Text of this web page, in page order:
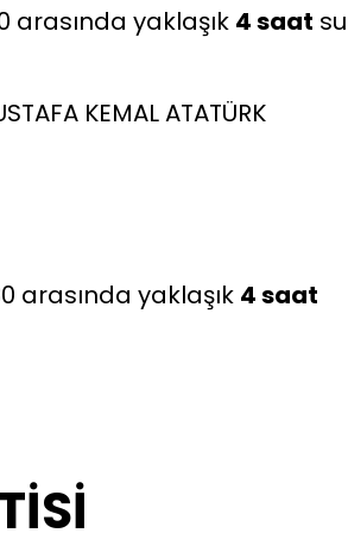
arasında yaklaşık 4 saat su
KEMAL ATATÜRK
arasında yaklaşık 4 saat